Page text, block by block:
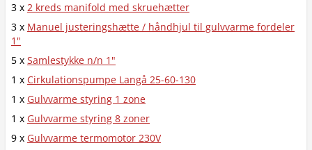
3 x 2 kreds manifold med skruehætter
3 x Manuel justeringshætte / håndhjul til gulvvarme fordeler
1"
5 x Samlestykke n/n 1"
1 x Cirkulationspumpe Langå 25-60-130
1 x Gulvvarme styring 1 zone
1 x Gulvvarme styring 8 zoner
9 x Gulvvarme termomotor 230V